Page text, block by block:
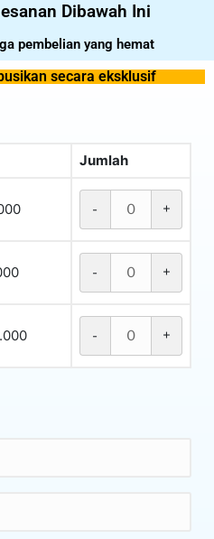
Dibawah Ini
pembelian yang hemat
secara eksklusif
Jumlah
- +
- +
- +